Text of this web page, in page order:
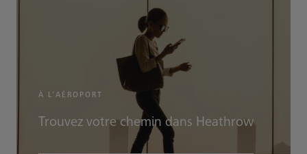
À L’AÉROPORT
Trouvez votre chemin dans Heathrow